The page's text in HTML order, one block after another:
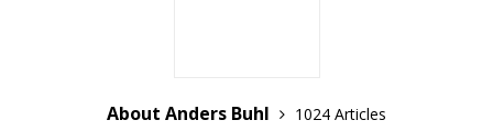
About Anders Buhl
1024 Articles